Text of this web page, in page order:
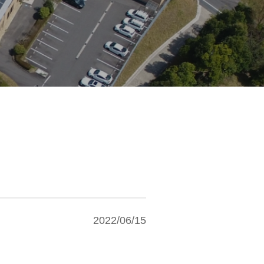
2022/06/15